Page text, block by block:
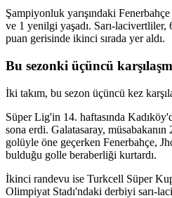
Şampiyonluk yarışındaki
ve 1 yenilgi yaşadı. Sarı-lacivertliler,
puan gerisinde ikinci sırada yer aldı.
Bu sezonki üçüncü
İki takım, bu sezon üçüncü kez
Süper Lig'in 14. haftasında
sona erdi. Galatasaray,
golüyle öne geçerken Fenerbahçe,
bulduğu golle beraberliği kurtardı.
İkinci randevu ise Turkcell Süper
Olimpiyat Stadı'ndaki derbiyi sarı-